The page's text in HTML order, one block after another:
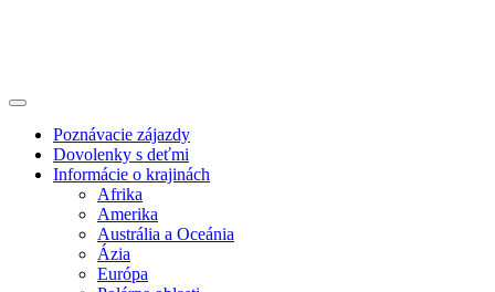
Poznávacie zájazdy
Dovolenky s deťmi
Informácie o krajinách
Afrika
Amerika
Austrália a Oceánia
Ázia
Európa